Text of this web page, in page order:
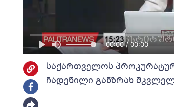
00:00 / 00:00
საქართველოს
ჩადენილი განზრახ